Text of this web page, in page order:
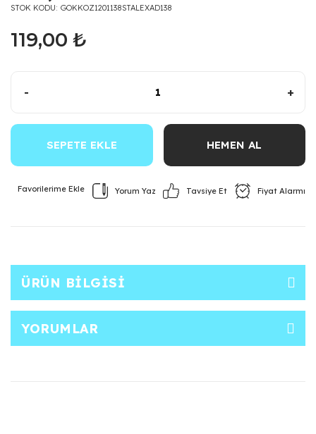
STOK KODU GOKKOZ1201138STALEXAD138
119,00 ₺
- +
SEPETE EKLE HEMEN AL
Yorum Yaz Tavsiye Et Fiyat Alarmı
ÜRÜN BILGISI
YORUMLAR